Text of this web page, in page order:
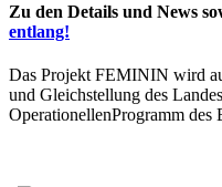
Zu den Details und News
entlang!
Das Projekt FEMININ wird
und Gleichstellung des
OperationellenProgramm des